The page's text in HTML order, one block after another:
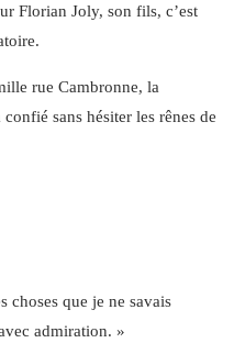
Florian Joly, son fils, c’est
rue Cambronne, la
sans hésiter les rênes de
choses que je ne savais
admiration. »